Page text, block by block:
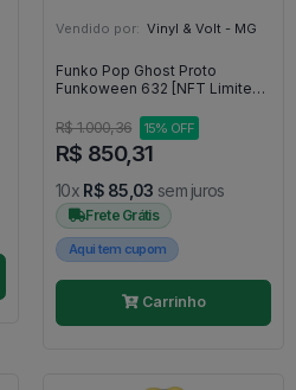
Vendido por: Vinyl & Volt - MG
Funko Pop Ghost Proto
Funkoween 632 [NFT Limited
Funkoween #632
R$ 1.000,36 15% OFF
R$ 850,31
10x R$ 85,03 sem juros
Frete Grátis
Aqui tem cupom
Carrinho